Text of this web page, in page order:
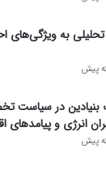
به ویژگی‌های
بنیادین در سیاست
انرژی و پیامدهای